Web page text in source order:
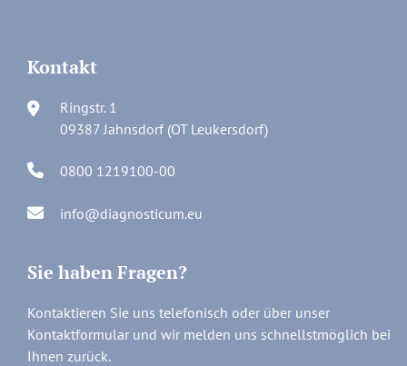
Kontakt
Ringstr. 1
09387 Jahnsdorf (OT Leukersdorf)
0800 1219100-00
info@diagnosticum.eu
Sie haben Fragen?
Kontaktieren Sie uns telefonisch oder über unser
Kontaktformular und wir melden uns schnellstmöglich bei
Ihnen zurück.